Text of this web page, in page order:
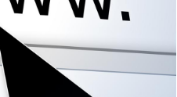
A
attacco informatico